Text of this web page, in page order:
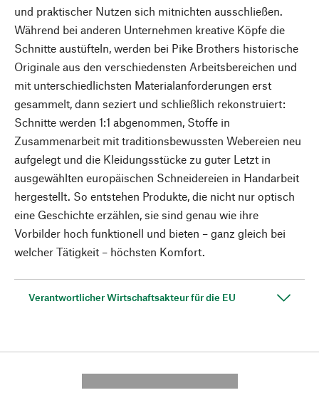
und praktischer Nutzen sich mitnichten ausschließen.
Während bei anderen Unternehmen kreative Köpfe die
Schnitte austüfteln, werden bei Pike Brothers historische
Originale aus den verschiedensten Arbeitsbereichen und
mit unterschiedlichsten Materialanforderungen erst
gesammelt, dann seziert und schließlich rekonstruiert:
Schnitte werden 1:1 abgenommen, Stoffe in
Zusammenarbeit mit traditionsbewussten Webereien neu
aufgelegt und die Kleidungsstücke zu guter Letzt in
ausgewählten europäischen Schneidereien in Handarbeit
hergestellt. So entstehen Produkte, die nicht nur optisch
eine Geschichte erzählen, sie sind genau wie ihre
Vorbilder hoch funktionell und bieten – ganz gleich bei
welcher Tätigkeit – höchsten Komfort.
Verantwortlicher Wirtschaftsakteur für die EU